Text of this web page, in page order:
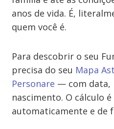
anos de vida. É,
quem você é.
Para descobrir o seu
precisa do seu Mapa
Personare — com data,
nascimento. O cálculo
automaticamente e de